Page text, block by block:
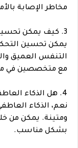
مخاطر الإصابة
3. كيف يمكن تحسين التحكم في المشاعر؟
يمكن تحسين
التنفس العميق
مع متخصصين في
4. هل الذكاء العاطفي يساعد في بناء العلاقات الشخصية؟
نعم، الذكاء
ومتينة. يمكن من
بشكل مناسب.